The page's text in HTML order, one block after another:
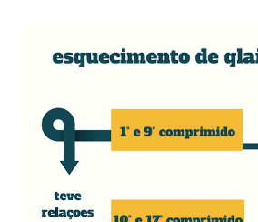
de roupa sintética, entre outras.
sexuais durante 4 dias, aplicar pomada
A e óxido de zinco, fazer a higiene
com sabonete de pH neutro e quando
sexuais deverá garantir que a ferida
está lubrificada, se necessário usar